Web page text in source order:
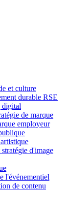
et culture
durable RSE
digital
de marque
employeur
d'image
l'événementiel
de contenu